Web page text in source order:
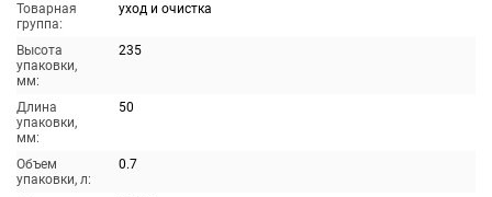
Товарная
группа:
уход и очистка
Высота
упаковки,
мм:
235
Длина
упаковки,
мм:
50
Объем
упаковки, л:
0.7